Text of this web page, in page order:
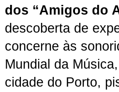
dos “Amigos do
descoberta de
concerne às
Mundial da
cidade do Porto,